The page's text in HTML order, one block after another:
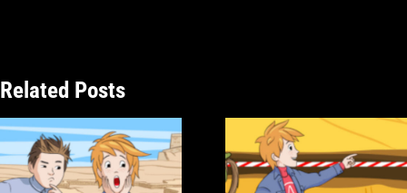
Related Posts